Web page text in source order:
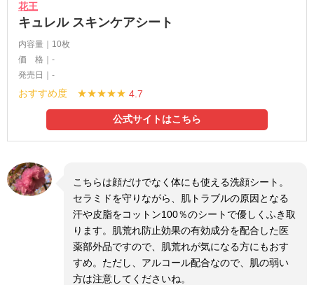
花王
キュレル スキンケアシート
内容量｜10枚
価 格｜-
発売日｜-
おすすめ度 ★★★★★ 4.7
公式サイトはこちら
こちらは顔だけでなく体にも使える洗顔シート。
セラミドを守りながら、肌トラブルの原因となる
汗や皮脂をコットン100％のシートで優しくふき取
ります。肌荒れ防止効果の有効成分を配合した医
薬部外品ですので、肌荒れが気になる方にもおす
すめ。ただし、アルコール配合なので、肌の弱い
方は注意してくださいね。